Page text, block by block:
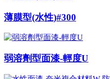
薄膜型(水性)#300
弱溶劑型面漆-輕度U